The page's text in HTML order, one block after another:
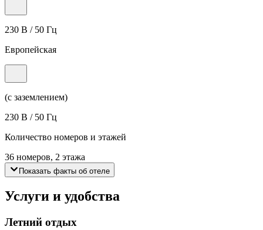
230 В / 50 Гц
Европейская
(с заземлением)
230 В / 50 Гц
Количество номеров и этажей
36 номеров, 2 этажа
Показать факты об отеле
Услуги и удобства
Летний отдых